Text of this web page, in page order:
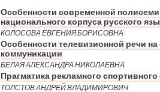
Особенности современной
национального корпуса русского
КОЛОСОВА ЕВГЕНИЯ БОРИСОВНА
Особенности телевизионной речи
коммуникации
БЕЛАЯ АЛЕКСАНДРА НИКОЛАЕВНА
Прагматика рекламного спортивного
ТОЛСТОВ АНДРЕЙ ВЛАДИМИРОВИЧ